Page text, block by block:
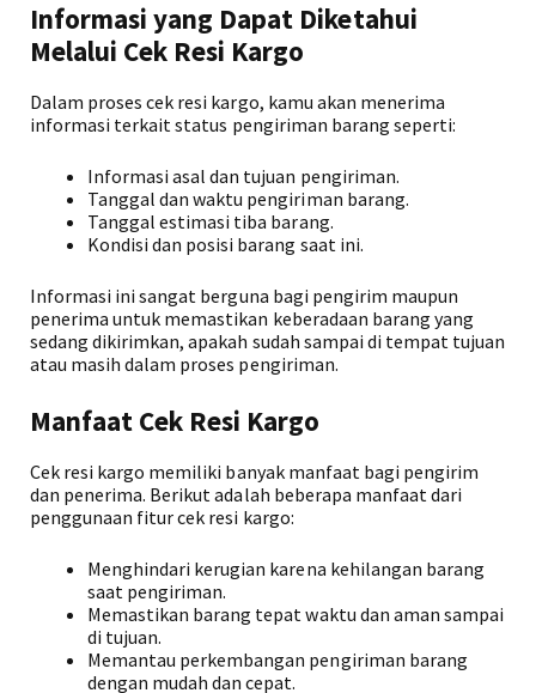
Informasi yang Dapat Diketahui
Melalui Cek Resi Kargo
Dalam proses cek resi kargo, kamu akan menerima
informasi terkait status pengiriman barang seperti:
Informasi asal dan tujuan pengiriman.
Tanggal dan waktu pengiriman barang.
Tanggal estimasi tiba barang.
Kondisi dan posisi barang saat ini.
Informasi ini sangat berguna bagi pengirim maupun
penerima untuk memastikan keberadaan barang yang
sedang dikirimkan, apakah sudah sampai di tempat tujuan
atau masih dalam proses pengiriman.
Manfaat Cek Resi Kargo
Cek resi kargo memiliki banyak manfaat bagi pengirim
dan penerima. Berikut adalah beberapa manfaat dari
penggunaan fitur cek resi kargo:
Menghindari kerugian karena kehilangan barang
saat pengiriman.
Memastikan barang tepat waktu dan aman sampai
di tujuan.
Memantau perkembangan pengiriman barang
dengan mudah dan cepat.